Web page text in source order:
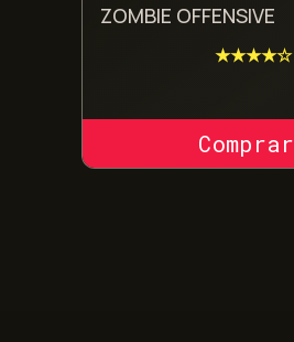
ZOMBIE OFFENSIVE
★★★★☆
COMPRAR SKIN